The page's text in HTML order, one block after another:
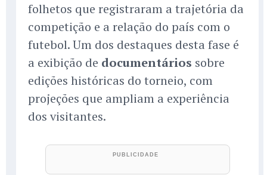
folhetos que registraram a trajetória da
competição e a relação do país com o
futebol. Um dos destaques desta fase é
a exibição de documentários sobre
edições históricas do torneio, com
projeções que ampliam a experiência
dos visitantes.